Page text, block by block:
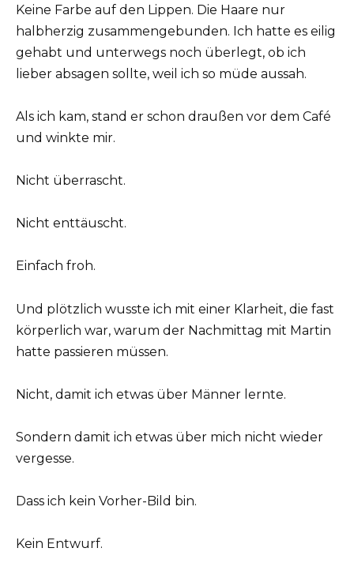
Keine Farbe auf den Lippen. Die Haare nur
halbherzig zusammengebunden. Ich hatte es eilig
gehabt und unterwegs noch überlegt, ob ich
lieber absagen sollte, weil ich so müde aussah.
Als ich kam, stand er schon draußen vor dem Café
und winkte mir.
Nicht überrascht.
Nicht enttäuscht.
Einfach froh.
Und plötzlich wusste ich mit einer Klarheit, die fast
körperlich war, warum der Nachmittag mit Martin
hatte passieren müssen.
Nicht, damit ich etwas über Männer lernte.
Sondern damit ich etwas über mich nicht wieder
vergesse.
Dass ich kein Vorher-Bild bin.
Kein Entwurf.